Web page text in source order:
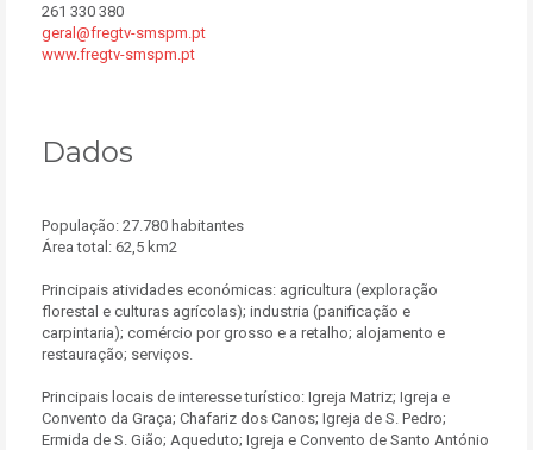
261 330 380
geral@fregtv-smspm.pt
www.fregtv-smspm.pt
Dados
População: 27.780 habitantes
Área total: 62,5 km2
Principais atividades económicas: agricultura (exploração
florestal e culturas agrícolas); industria (panificação e
carpintaria); comércio por grosso e a retalho; alojamento e
restauração; serviços.
Principais locais de interesse turístico: Igreja Matriz; Igreja e
Convento da Graça; Chafariz dos Canos; Igreja de S. Pedro;
Ermida de S. Gião; Aqueduto; Igreja e Convento de Santo António